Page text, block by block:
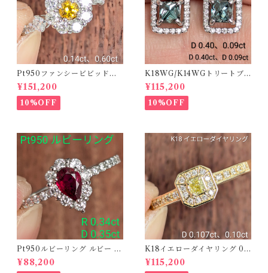
Pt950ファンシービビッドオ
レンジィイエローダイヤリン
グ D 0.144ct D 0.60ct【PR
O208782】
¥151,200
10%OFF
K18WG/K14WGトリートブ
ルーダイヤピアス 【PRO20
8939】
¥115,200
10%OFF
Pt950ルビーリング ルビー 0.
34ct ダイヤモンド 0.35ct【P
RO206885】
¥88,200
K18イエローダイヤリング 0.1
07ct D 0.10ct【PRO20878
1】
¥115,200